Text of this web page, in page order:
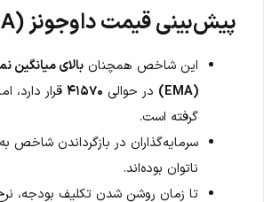
پیش‌بینی قیمت داوجونز (DJIA)
این شاخص همچنان
(EMA)
در حوالی ۴۱۵۷۰ قرار
گرفته است.
سرمایه‌گذاران در بازگرداندن شاخص
ناتوان بوده‌اند.
تا زمان روشن شدن تکلیف بودجه،